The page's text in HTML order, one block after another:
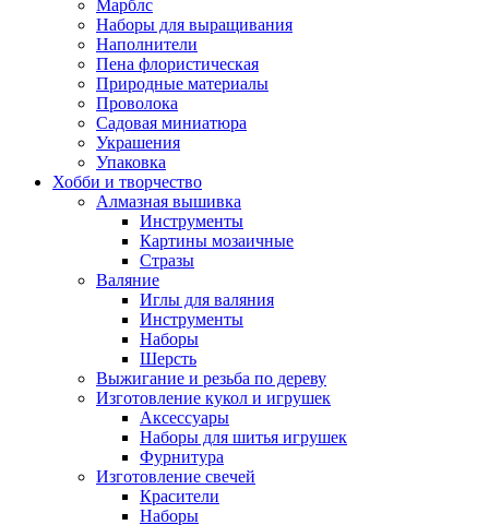
Марблс
Наборы для выращивания
Наполнители
Пена флористическая
Природные материалы
Проволока
Садовая миниатюра
Украшения
Упаковка
Хобби и творчество
Алмазная вышивка
Инструменты
Картины мозаичные
Стразы
Валяние
Иглы для валяния
Инструменты
Наборы
Шерсть
Выжигание и резьба по дереву
Изготовление кукол и игрушек
Аксессуары
Наборы для шитья игрушек
Фурнитура
Изготовление свечей
Красители
Наборы